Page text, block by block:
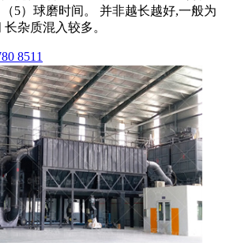
5）球磨时间。 并非越长越好,一般为
杂质混入较多。
8511